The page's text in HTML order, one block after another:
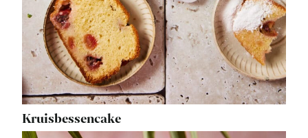
Kruisbessencake